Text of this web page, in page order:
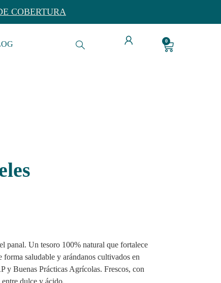
COBERTURA
0
panal. Un tesoro 100% natural que fortalece
saludable y arándanos cultivados en
y Buenas Prácticas Agrícolas. Frescos, con